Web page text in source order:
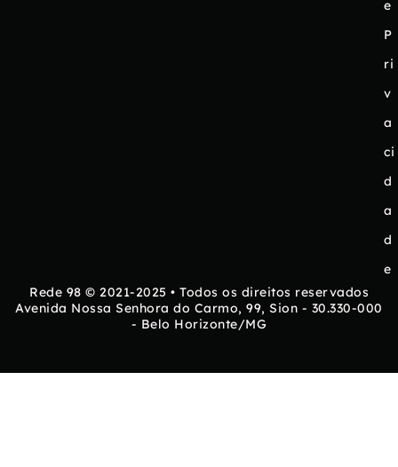
e
P
ri
v
a
ci
d
a
d
e
Rede 98 © 2021-2025 • Todos os direitos reservados
Avenida Nossa Senhora do Carmo, 99, Sion - 30.330-000
- Belo Horizonte/MG